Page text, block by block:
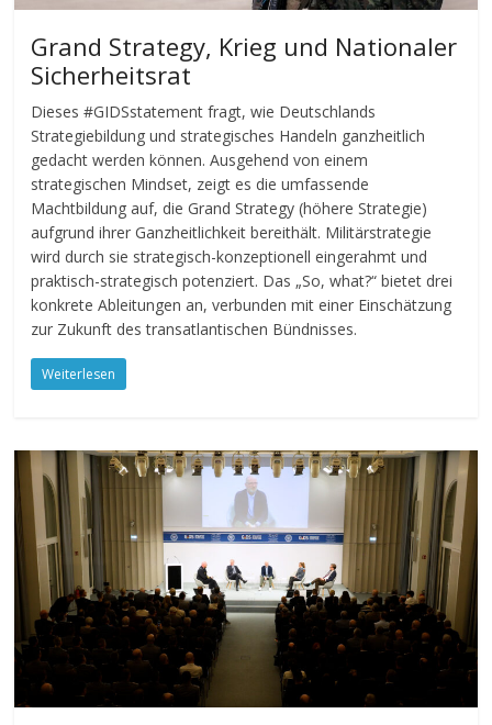
Grand Strategy, Krieg und Nationaler
Sicherheitsrat
Dieses #GIDSstatement fragt, wie Deutschlands
Strategiebildung und strategisches Handeln ganzheitlich
gedacht werden können. Ausgehend von einem
strategischen Mindset, zeigt es die umfassende
Machtbildung auf, die Grand Strategy (höhere Strategie)
aufgrund ihrer Ganzheitlichkeit bereithält. Militärstrategie
wird durch sie strategisch-konzeptionell eingerahmt und
praktisch-strategisch potenziert. Das „So, what?“ bietet drei
konkrete Ableitungen an, verbunden mit einer Einschätzung
zur Zukunft des transatlantischen Bündnisses.
Weiterlesen